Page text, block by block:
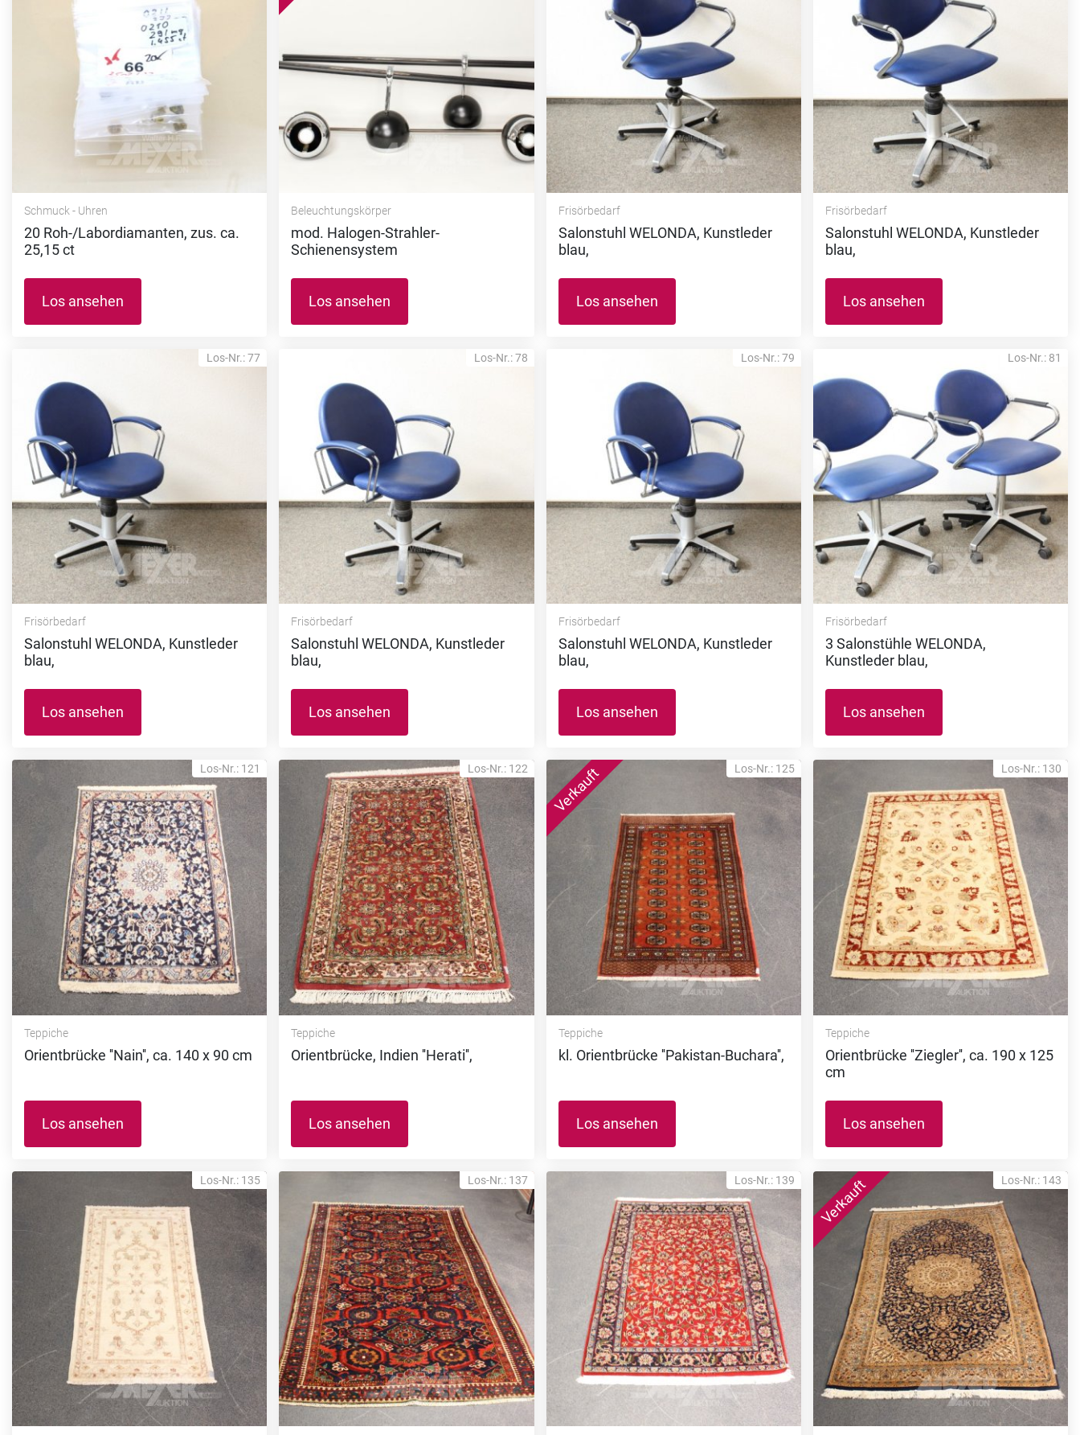
Schmuck - Uhren
20 Roh-/Labordiamanten, zus. ca.
25,15 ct
Los ansehen
Beleuchtungskörper
mod. Halogen-Strahler-
Schienensystem
Los ansehen
Frisörbedarf
Salonstuhl WELONDA, Kunstleder
blau,
Los ansehen
Frisörbedarf
Salonstuhl WELONDA, Kunstleder
blau,
Los ansehen
Los-Nr.: 77
Frisörbedarf
Salonstuhl WELONDA, Kunstleder
blau,
Los ansehen
Los-Nr.: 78
Frisörbedarf
Salonstuhl WELONDA, Kunstleder
blau,
Los ansehen
Los-Nr.: 79
Frisörbedarf
Salonstuhl WELONDA, Kunstleder
blau,
Los ansehen
Los-Nr.: 81
Frisörbedarf
3 Salonstühle WELONDA,
Kunstleder blau,
Los ansehen
Los-Nr.: 121
Teppiche
Orientbrücke ''Nain'', ca. 140 x 90 cm
Los ansehen
Los-Nr.: 122
Teppiche
Orientbrücke, Indien ''Herati'',
Los ansehen
Los-Nr.: 125
Teppiche
kl. Orientbrücke ''Pakistan-Buchara'',
Los ansehen
Los-Nr.: 130
Teppiche
Orientbrücke ''Ziegler'', ca. 190 x 125
cm
Los ansehen
Los-Nr.: 135 Los-Nr.: 137 Los-Nr.: 139 Los-Nr.: 143